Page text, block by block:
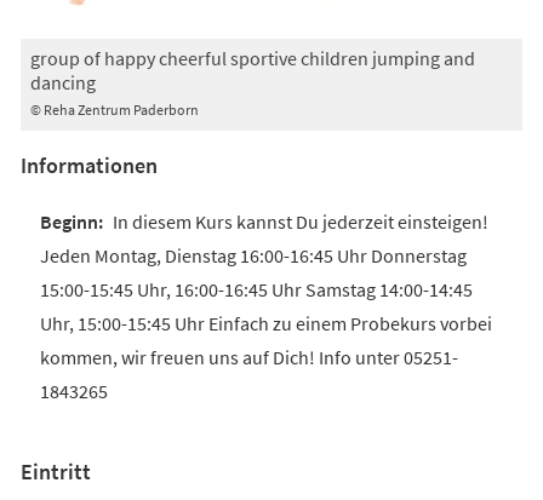
© Reha Zentrum Paderborn
group of happy cheerful sportive children jumping and
dancing
Informationen
In diesem Kurs kannst Du jederzeit einsteigen!
Jeden Montag, Dienstag 16:00-16:45 Uhr Donnerstag
15:00-15:45 Uhr, 16:00-16:45 Uhr Samstag 14:00-14:45
Uhr, 15:00-15:45 Uhr Einfach zu einem Probekurs vorbei
kommen, wir freuen uns auf Dich! Info unter 05251-
1843265
Eintritt